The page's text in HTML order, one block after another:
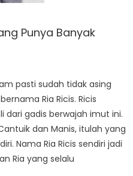
Punya Banyak
pasti sudah tidak asing
Ria Ricis. Ricis
dari gadis berwajah imut ini.
dan Manis, itulah yang
Nama Ria Ricis sendiri jadi
Ria yang selalu